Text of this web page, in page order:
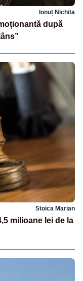
Ionuț Nichita
după
Stoica Marian
milioane lei de la